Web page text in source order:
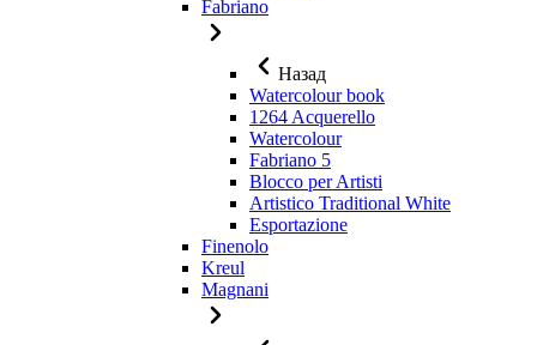
Fabriano
Назад
Watercolour book
1264 Acquerello
Watercolour
Fabriano 5
Blocco per Artisti
Artistico Traditional White
Esportazione
Finenolo
Kreul
Magnani